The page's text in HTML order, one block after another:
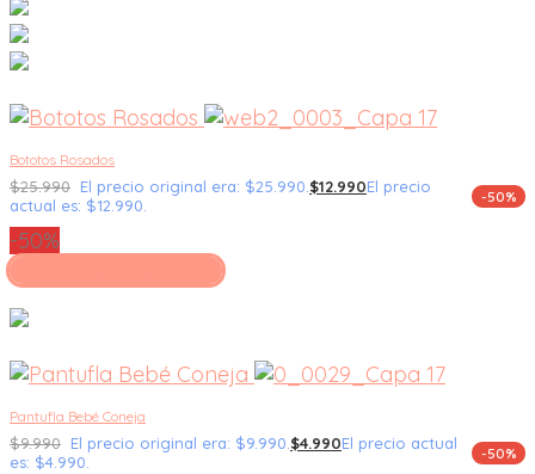
Bototos Rosados
$25.990 El precio original era: $25.990. $12.990El precio
actual es: $12.990.
-50%
-50%
Seleccionar opciones
Pantufla Bebé Coneja
$9.990 El precio original era: $9.990. $4.990El precio actual
es: $4.990.
-50%